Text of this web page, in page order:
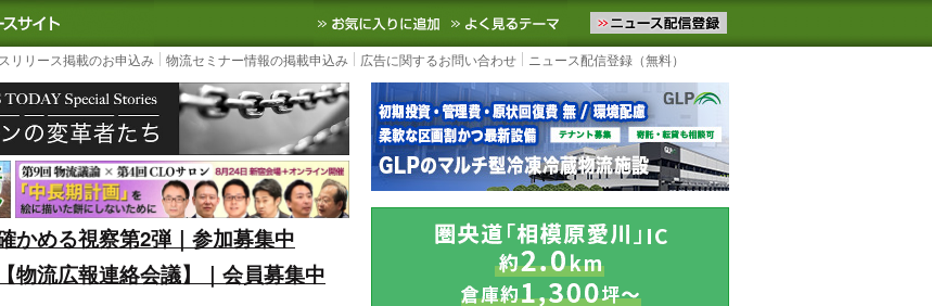
国内最大の物流ニュースサイト3PL, SCMなど国内外の最新の物流ニュースをお届けします。物流ニュースメール配信を登録す
お気に入りに追加 よく見るテーマ
リリース掲載のお申込み 物流セミナー情報の掲載申込み 広告に関するお問い合わせ ニュース配信登録（無料）
かめる視察第2弾｜参加募集中
物流広報連絡会議】｜会員募集中